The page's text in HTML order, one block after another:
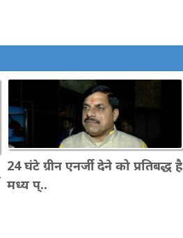
24 घंटे ग्रीन एनर्जी देने को प्रतिबद्ध है
मध्य प्..